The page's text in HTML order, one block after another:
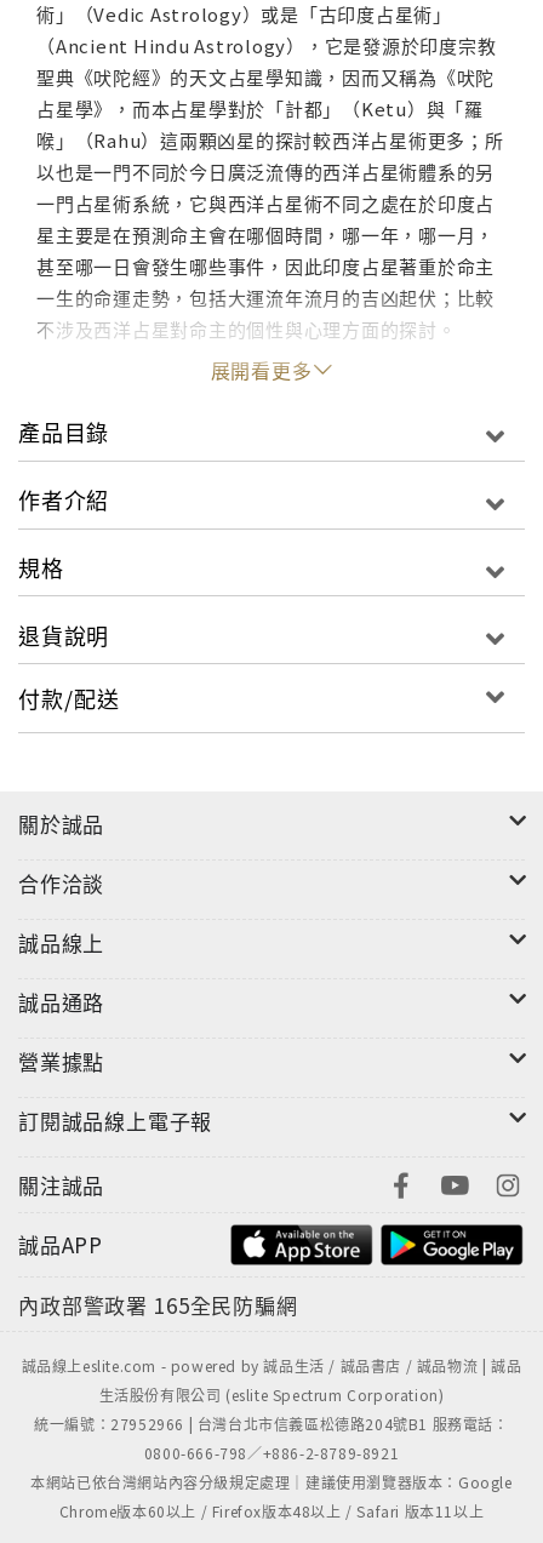
術」（Vedic Astrology）或是「古印度占星術」
（Ancient Hindu Astrology），它是發源於印度宗教
聖典《吠陀經》的天文占星學知識，因而又稱為《吠陀
占星學》，而本占星學對於「計都」（Ketu）與「羅
喉」（Rahu）這兩顆凶星的探討較西洋占星術更多；所
以也是一門不同於今日廣泛流傳的西洋占星術體系的另
一門占星術系統，它與西洋占星術不同之處在於印度占
星主要是在預測命主會在哪個時間，哪一年，哪一月，
甚至哪一日會發生哪些事件，因此印度占星著重於命主
一生的命運走勢，包括大運流年流月的吉凶起伏；比較
不涉及西洋占星對命主的個性與心理方面的探討。
展開看更多
產品目錄
作者介紹
規格
退貨說明
付款/配送
關於誠品
合作洽談
誠品線上
誠品通路
營業據點
訂閱誠品線上電子報
關注誠品
誠品APP
內政部警政署 165全民防騙網
誠品線上eslite.com - powered by 誠品生活 / 誠品書店 / 誠品物流 | 誠品
生活股份有限公司 (eslite Spectrum Corporation)
統一編號：27952966 | 台灣台北市信義區松德路204號B1 服務電話：
0800-666-798／+886-2-8789-8921
本網站已依台灣網站內容分級規定處理｜建議使用瀏覽器版本：Google
Chrome版本60以上 / Firefox版本48以上 / Safari 版本11以上